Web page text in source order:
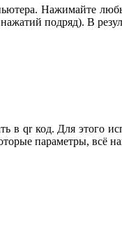
Нажимайте
подряд). В
qr код. Для этого
параметры, всё